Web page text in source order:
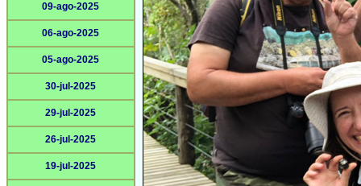
09-ago-2025
06-ago-2025
05-ago-2025
30-jul-2025
29-jul-2025
26-jul-2025
19-jul-2025